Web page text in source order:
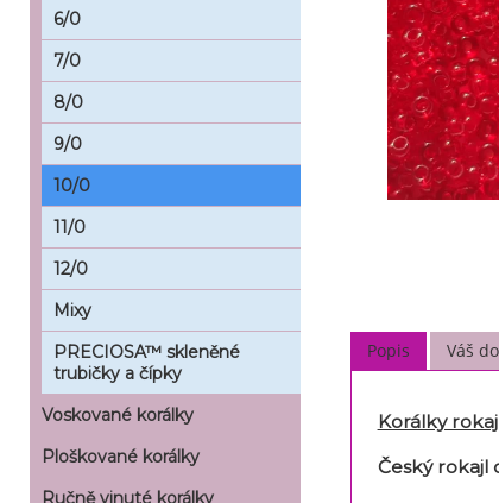
Popis Váš
Korálky
Český rokajl
6/0
7/0
8/0
9/0
10/0
11/0
12/0
Mixy
PRECIOSA™ skleněné
trubičky a čípky
Voskované korálky
Ploškované korálky
Ručně vinuté korálky